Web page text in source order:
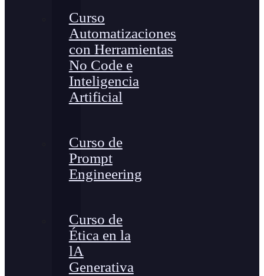
Curso
Automatizaciones
con Herramientas
No Code e
Inteligencia
Artificial
Curso de
Prompt
Engineering
Curso de
Ética en la
lA
Generativa